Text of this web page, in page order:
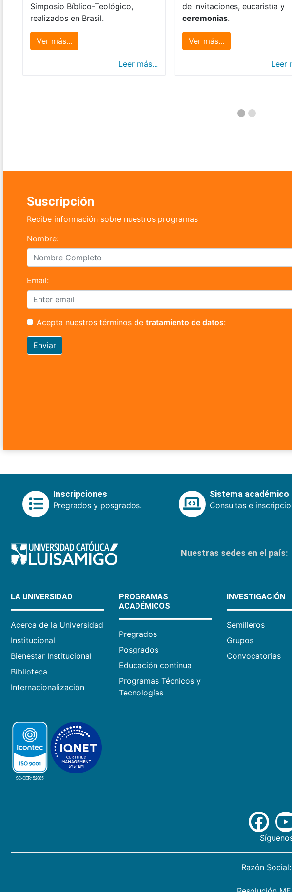
Simposio Bíblico-Teológico,
realizados en Brasil.
Ver más...
Leer más...
de invitaciones, eucaristía y
ceremonias.
Ver más...
Leer
Suscripción
Recibe información sobre nuestros programas
Nombre:
Email:
Acepta nuestros términos de tratamiento de datos:
Enviar
Inscripciones
Pregrados y posgrados.
Sistema académico
Consultas e
Nuestras sedes en el país:
LA UNIVERSIDAD
Acerca de la Universidad
Institucional
Bienestar Institucional
Biblioteca
Internacionalización
PROGRAMAS
ACADÉMICOS
Pregrados
Posgrados
Educación continua
Programas Técnicos y
Tecnologías
INVESTIGACIÓN
Semilleros
Grupos
Convocatorias
Razón